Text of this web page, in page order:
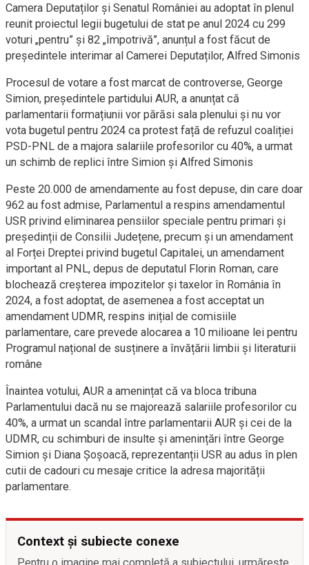
Camera Deputaților și Senatul României au adoptat în plenul
reunit proiectul legii bugetului de stat pe anul 2024 cu 299
voturi „pentru” și 82 „împotrivă”, anunțul a fost făcut de
președintele interimar al Camerei Deputaților, Alfred Simonis
Procesul de votare a fost marcat de controverse, George
Simion, președintele partidului AUR, a anunțat că
parlamentarii formațiunii vor părăsi sala plenului și nu vor
vota bugetul pentru 2024 ca protest față de refuzul coaliției
PSD-PNL de a majora salariile profesorilor cu 40%, a urmat
un schimb de replici între Simion și Alfred Simonis
Peste 20.000 de amendamente au fost depuse, din care doar
962 au fost admise, Parlamentul a respins amendamentul
USR privind eliminarea pensiilor speciale pentru primari și
președinții de Consilii Județene, precum și un amendament
al Forței Dreptei privind bugetul Capitalei, un amendament
important al PNL, depus de deputatul Florin Roman, care
blochează creșterea impozitelor și taxelor în România în
2024, a fost adoptat, de asemenea a fost acceptat un
amendament UDMR, respins inițial de comisiile
parlamentare, care prevede alocarea a 10 milioane lei pentru
Programul național de susținere a învățării limbii și literaturii
române
Înaintea votului, AUR a amenințat că va bloca tribuna
Parlamentului dacă nu se majorează salariile profesorilor cu
40%, a urmat un scandal între parlamentarii AUR și cei de la
UDMR, cu schimburi de insulte și amenințări între George
Simion și Diana Șoșoacă, reprezentanții USR au adus în plen
cutii de cadouri cu mesaje critice la adresa majorității
parlamentare.
Context și subiecte conexe
Pentru o imagine mai completă a subiectului, urmărește